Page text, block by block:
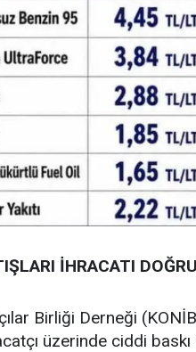
İHRACATI
Birliği Derneği
üzerinde ciddi baskı